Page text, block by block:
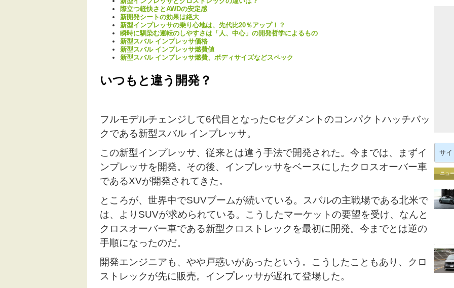
際立つ軽快さとAWDの安定感
新開発シートの効果は絶大
新型インプレッサの乗り心地は、先代比20％アップ！？
瞬時に馴染む運転のしやすさは「人、中心」の開発哲学によるもの
新型スバル インプレッサ価格
新型スバル インプレッサ燃費値
新型スバル インプレッサ燃費、ボディサイズなどスペック
いつもと違う開発？
フルモデルチェンジして6代目となったCセグメントのコンパクトハッチバッ
クである新型スバル インプレッサ。
この新型インプレッサ、従来とは違う手法で開発された。今までは、まずイ
ンプレッサを開発。その後、インプレッサをベースにしたクロスオーバー車
であるXVが開発されてきた。
ところが、世界中でSUVブームが続いている。スバルの主戦場である北米で
は、よりSUVが求められている。こうしたマーケットの要望を受け、なんと
クロスオーバー車である新型クロストレックを最初に開発。今までとは逆の
手順になったのだ。
開発エンジニアも、やや戸惑いがあったという。こうしたこともあり、クロ
ストレックが先に販売。インプレッサが遅れて登場した。
索:
ニュ